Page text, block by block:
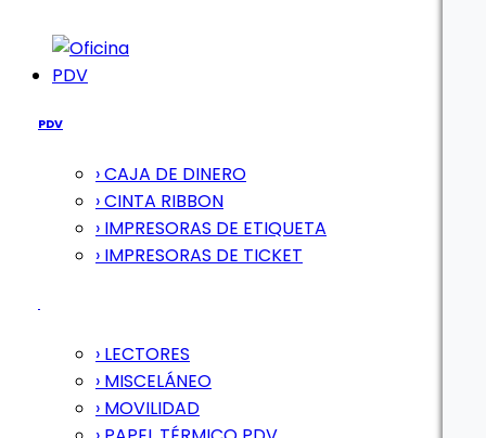
PDV
PDV
› CAJA DE DINERO
› CINTA RIBBON
› IMPRESORAS DE ETIQUETA
› IMPRESORAS DE TICKET
› LECTORES
› MISCELÁNEO
› MOVILIDAD